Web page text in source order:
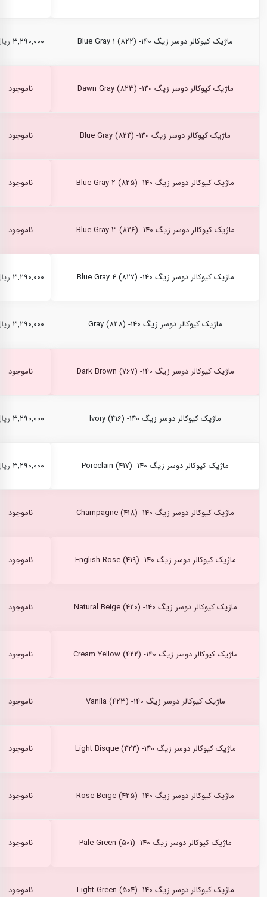
ماژیک کیوکالر دوسر زیگ Blue Gray 1 (822) -140 ۳,۲۹۰,۰۰۰ ریال
ماژیک کیوکالر دوسر زیگ Dawn Gray (823) -140 ناموجود
ماژیک کیوکالر دوسر زیگ Blue Gray (824) -140 ناموجود
ماژیک کیوکالر دوسر زیگ Blue Gray 2 (825) -140 ناموجود
ماژیک کیوکالر دوسر زیگ Blue Gray 3 (826) -140 ناموجود
ماژیک کیوکالر دوسر زیگ Blue Gray 4 (827) -140 ۳,۲۹۰,۰۰۰ ریال
ماژیک کیوکالر دوسر زیگ Gray (828) -140 ۳,۲۹۰,۰۰۰ ریال
ماژیک کیوکالر دوسر زیگ Dark Brown (767) -140 ناموجود
ماژیک کیوکالر دوسر زیگ Ivory (416) -140 ۳,۲۹۰,۰۰۰ ریال
ماژیک کیوکالر دوسر زیگ Porcelain (417) -140 ۳,۲۹۰,۰۰۰ ریال
ماژیک کیوکالر دوسر زیگ Champagne (418) -140 ناموجود
ماژیک کیوکالر دوسر زیگ English Rose (419) -140 ناموجود
ماژیک کیوکالر دوسر زیگ Natural Beige (420) -140 ناموجود
ماژیک کیوکالر دوسر زیگ Cream Yellow (422) -140 ناموجود
ماژیک کیوکالر دوسر زیگ Vanila (423) -140 ناموجود
ماژیک کیوکالر دوسر زیگ Light Bisque (424) -140 ناموجود
ماژیک کیوکالر دوسر زیگ Rose Beige (425) -140 ناموجود
ماژیک کیوکالر دوسر زیگ Pale Green (501) -140 ناموجود
ماژیک کیوکالر دوسر زیگ Light Green (504) -140 ناموجود